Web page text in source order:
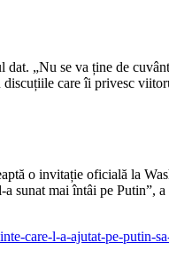
„Nu se va ține de
care îi privesc
o invitație oficială la
mai întâi pe Putin”,
care-l-a-ajutat-pe-putin-